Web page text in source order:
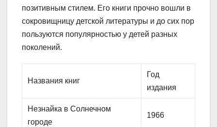
позитивным стилем. Его книги прочно вошли в
сокровищницу детской литературы и до сих пор
пользуются популярностью у детей разных
поколений.
Названия книг
Год
издания
Незнайка в Солнечном
городе
1966